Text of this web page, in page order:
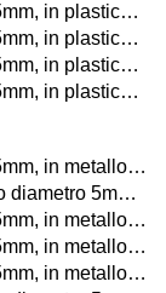
Viti sepolte per rilegatura, fusto diametro 5mm, in plastica, TRASPARENTE
Viti sepolte per rilegatura, fusto diametro 5mm, in plastica, TRASPARENTE, base VICHINGA
Viti sepolte per rilegatura, fusto diametro 5mm, in plastica, con foro passante, BIANCO
Viti sepolte per rilegatura, fusto diametro 5mm, in plastica, con foro passante, NERO
Viti sepolte per rilegatura, fusto diametro 5mm, in metallo, NICHELATO
Prolunghe e TESTE PROLUNGATE, fusto diametro 5mm, NICHELATE
Viti sepolte per rilegatura, fusto diametro 5mm, in metallo, NICHELATO con RONDELLA
Viti sepolte per rilegatura, fusto diametro 5mm, in metallo, NICHELATO SAM BROWNE STUDS
Viti sepolte per rilegatura, fusto diametro 5mm, in metallo, OTTONATO